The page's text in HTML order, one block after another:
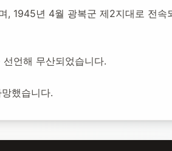
1945년 4월 광복군 제2지대로 전속
언해 무산되었습니다.
했습니다.